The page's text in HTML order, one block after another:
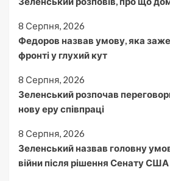
8 Серпня, 2026
Федоров назвав умову, яка
фронті у глухий кут
8 Серпня, 2026
Зеленський розпочав
нову еру співпраці
8 Серпня, 2026
Зеленський назвав головну
війни після рішення Сенату США